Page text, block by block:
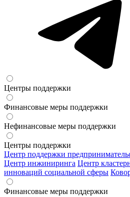
Центры поддержки
Финансовые меры поддержки
Нефинансовые меры поддержки
Центры поддержки
Центр поддержки
Центр инжиниринга Центр
инноваций социальной сферы
Финансовые меры поддержки